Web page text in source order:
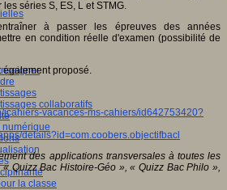
collaboratifs
numérique
la classe
séries S, ES, L et STMG.
à passer les épreuves des années
en condition réelle d'examen (possibilité de
également proposé.
icahiers-vacances-ms-cahiers/id642753420?
details?id=com.coobers.objectifbacl
des applications transversales à toutes les
« Quizz Bac Histoire-Géo », « Quizz Bac Philo »,